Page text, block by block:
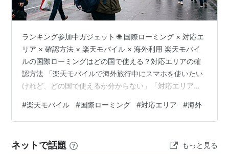
ランキング参加中ガジェット 🌐 国際ローミング × 対応エ
リア × 確認方法 × 楽天モバイル × 海外利用 楽天モバイ
ルの国際ローミングはどの国で使える？対応エリアの確
認方法 「楽天モバイルで海外旅行中にスマホを使いたい
けれど、どの国で使えるか分からない」「対応エリアの
ら、対応エリアの正しい確認方法・渡航前の準備手順ま
で整理しました。 「どの国で使えるか」を渡航前に確認
している方が 最初に確認すべきことは、 「渡航先の国・
#楽天モバイル #国際ローミング #対応エリア #海外
ネットで話題 もっと見る